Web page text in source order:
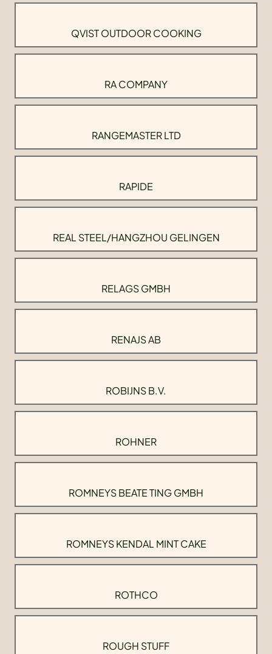
QVIST OUTDOOR COOKING
RA COMPANY
RANGEMASTER LTD
RAPIDE
REAL STEEL/HANGZHOU GELINGEN
RELAGS GMBH
RENAJS AB
ROBIJNS B.V.
ROHNER
ROMNEYS BEATE TING GMBH
ROMNEYS KENDAL MINT CAKE
ROTHCO
ROUGH STUFF